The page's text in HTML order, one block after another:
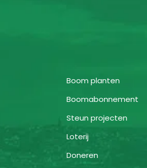
Boom planten
Boomabonnement
Steun projecten
Loterij
Doneren